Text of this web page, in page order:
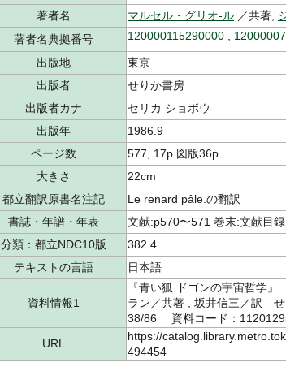
著者名
マルセル・グリオ-ル ／共著,
著者名典拠番号
120000115290000
出版地
東京
出版者
せりか書房
出版者カナ
セリカ ショボウ
出版年
1986.9
ページ数
577, 17p 図版36p
大きさ
22cm
都立翻訳原書名注記
Le renard pâle.の翻訳
書誌・年譜・年表
文献:p570〜571 巻末:文献目録
分類：都立NDC10版
382.4
テキストの言語
日本語
資料情報1
『青い狐 ドゴンの宇宙哲学
ラン／共著 , 坂井信三／訳
38/86 資料コード：
URL
https://
494454